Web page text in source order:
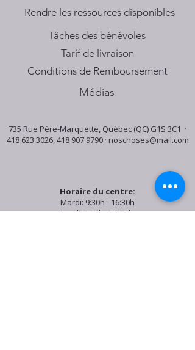
​Rendre les ressources disponibles
Tâches des bénévoles
Tarif de livraison
Conditions de Remboursement
Médias
735 Rue Père-Marquette, Québec (QC) G1S 3C1 ·
418 623 3026,418 907 9790· noschoses@mail.com
Horaire du centre:
Mardi: 9:30h - 16:30h
Jeudi: 9:30h - 19:00h